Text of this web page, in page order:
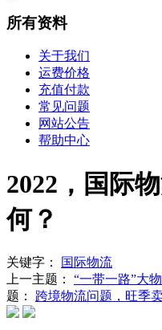
所有资料
关于我们
运费价格
充值付款
常见问题
网站公告
帮助中心
2022，国际
何？
关键字：
国际物流
上一主题： “一带一路”大
题： 跨境物流问题，旺季